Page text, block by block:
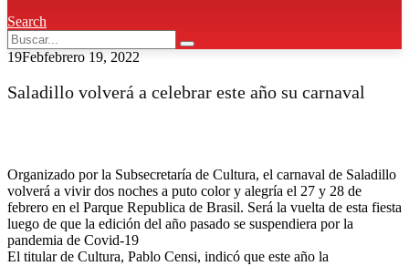
Search
19Febfebrero 19, 2022
Saladillo volverá a celebrar este año su carnaval
Organizado por la Subsecretaría de Cultura, el carnaval de Saladillo
volverá a vivir dos noches a puto color y alegría el 27 y 28 de
febrero en el Parque Republica de Brasil. Será la vuelta de esta fiesta
luego de que la edición del año pasado se suspendiera por la
pandemia de Covid-19
El titular de Cultura, Pablo Censi, indicó que este año la